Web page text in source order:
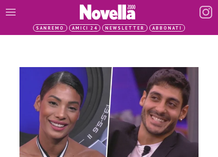
SANREMO AMICI 24 NEWSLETTER ABBONATI